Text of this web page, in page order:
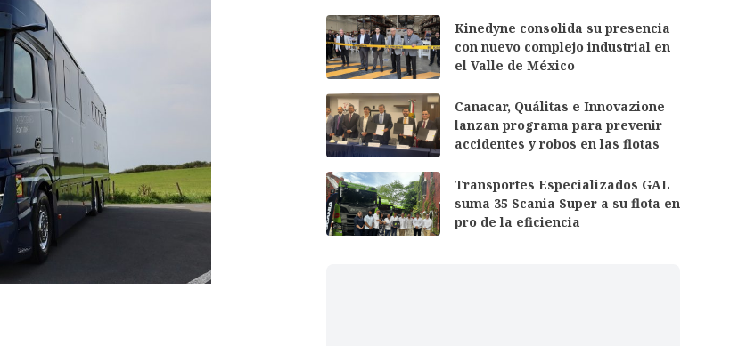
Kinedyne consolida su presencia
con nuevo complejo industrial en
el Valle de México
Canacar, Quálitas e Innovazione
lanzan programa para prevenir
accidentes y robos en las flotas
Transportes Especializados GAL
suma 35 Scania Super a su flota en
pro de la eficiencia